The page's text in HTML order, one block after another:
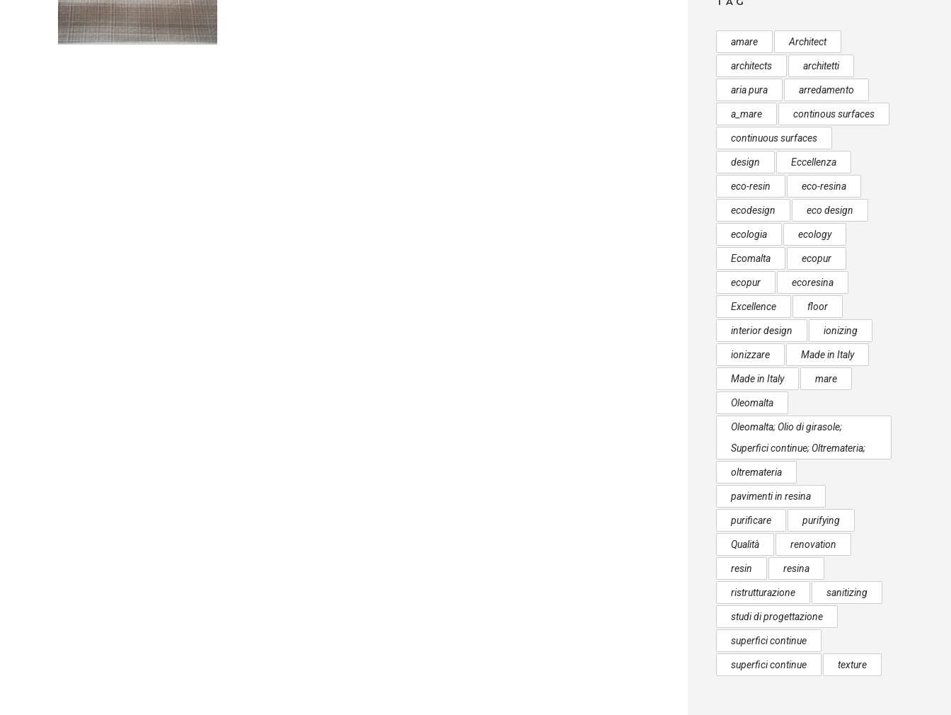
amare Architect
architects architetti
aria pura arredamento
a_mare continous surfaces
continuous surfaces
design Eccellenza
eco-resin eco-resina
ecodesign eco design
ecologia ecology
Ecomalta ecopur
ecopur ecoresina
Excellence floor
interior design ionizing
ionizzare Made in Italy
Made in Italy mare
Oleomalta
Oleomalta; Olio di girasole;
Superfici continue; Oltremateria;
oltremateria
pavimenti in resina
purificare purifying
Qualità renovation
resin resina
ristrutturazione sanitizing
studi di progettazione
superfici continue
superfici continue texture